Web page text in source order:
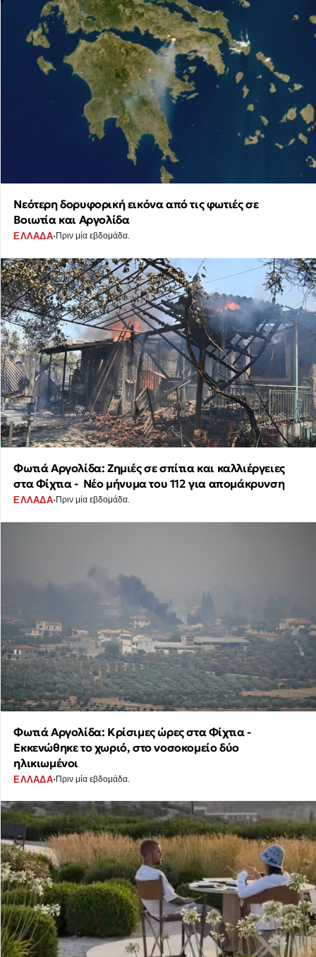
Νεότερη δορυφορική εικόνα από τις φωτιές σε
Βοιωτία και Αργολίδα
ΕΛΛΑΔΑ· Πριν μία εβδομάδα.
Φωτιά Αργολίδα: Ζημιές σε σπίτια και καλλιέργειες
στα Φίχτια - Νέο μήνυμα του 112 για απομάκρυνση
ΕΛΛΑΔΑ· Πριν μία εβδομάδα.
Φωτιά Αργολίδα: Κρίσιμες ώρες στα Φίχτια -
Εκκενώθηκε το χωριό, στο νοσοκομείο δύο
ηλικιωμένοι
ΕΛΛΑΔΑ· Πριν μία εβδομάδα.